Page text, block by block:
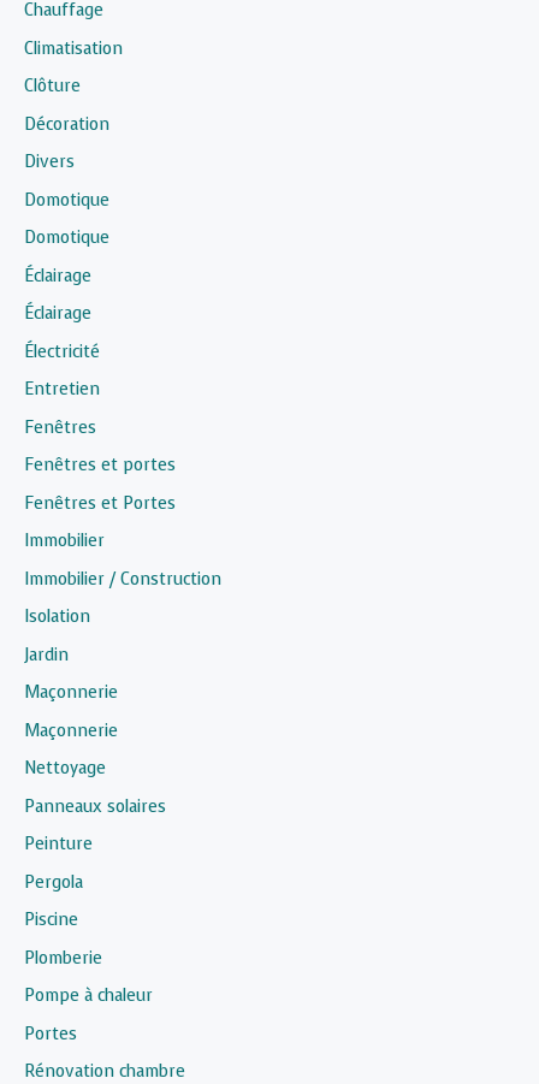
Chauffage
Climatisation
Clôture
Décoration
Divers
Domotique
Domotique
Éclairage
Éclairage
Électricité
Entretien
Fenêtres
Fenêtres et portes
Fenêtres et Portes
Immobilier
Immobilier / Construction
Isolation
Jardin
Maçonnerie
Maçonnerie
Nettoyage
Panneaux solaires
Peinture
Pergola
Piscine
Plomberie
Pompe à chaleur
Portes
Rénovation chambre